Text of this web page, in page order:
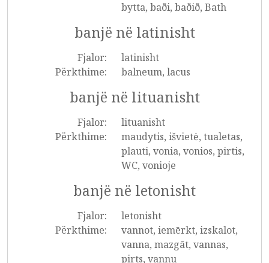
bytta, baði, baðið, Bath
banjë në latinisht
Fjalor:
latinisht
Përkthime:
balneum, lacus
banjë në lituanisht
Fjalor:
lituanisht
Përkthime:
maudytis, išvietė, tualetas,
plauti, vonia, vonios, pirtis,
WC, vonioje
banjë në letonisht
Fjalor:
letonisht
Përkthime:
vannot, iemērkt, izskalot,
vanna, mazgāt, vannas,
pirts, vannu